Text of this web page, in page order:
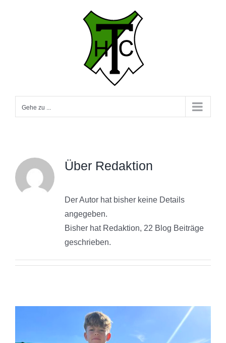
Gehe zu ...
Über Redaktion
Der Autor hat bisher keine Details
angegeben.
Bisher hat Redaktion, 22 Blog Beiträge
geschrieben.